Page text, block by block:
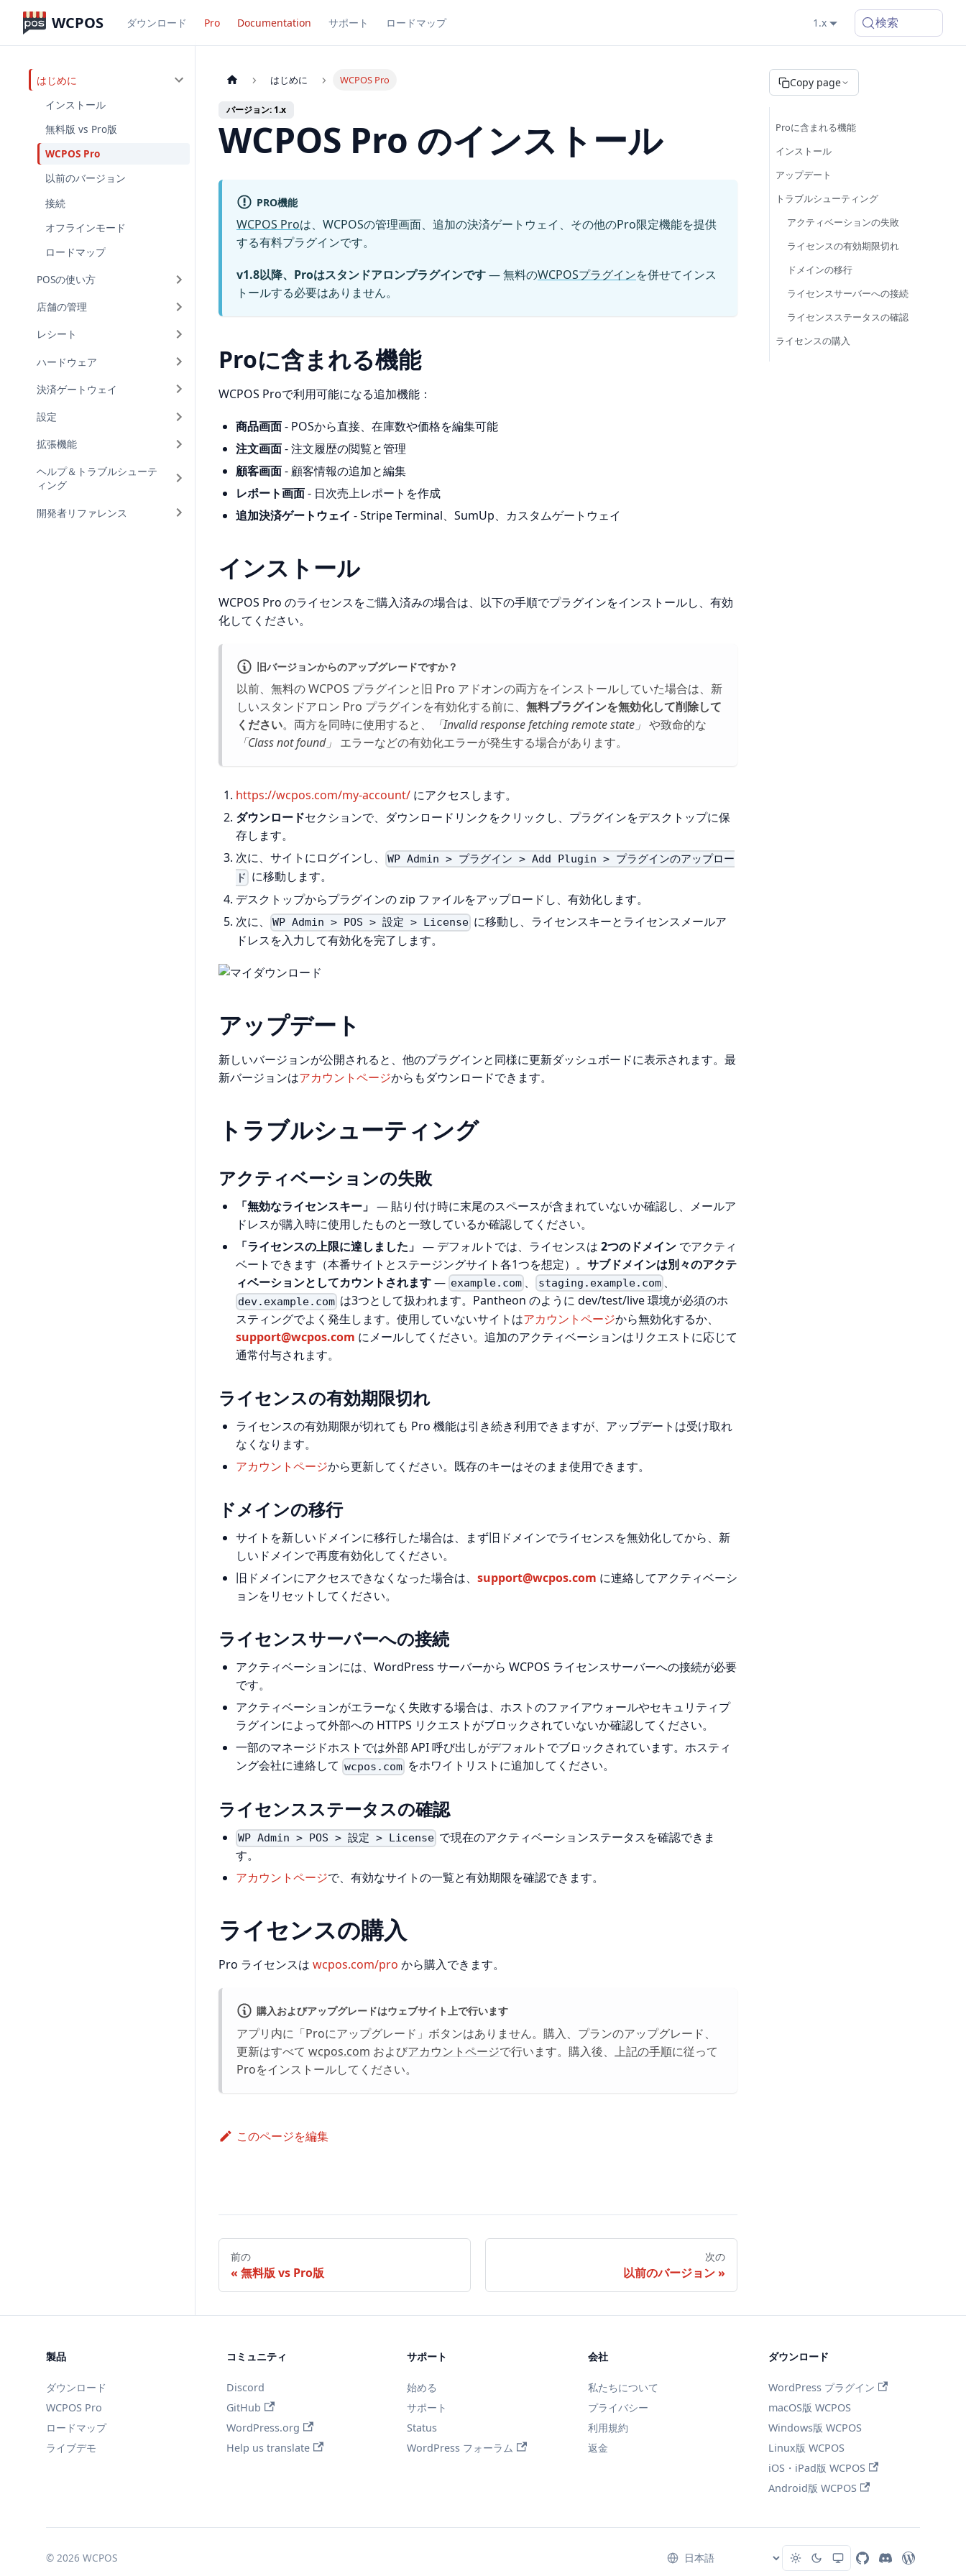
WCPOS ダウンロード Pro Documentation サポート ロードマップ 1.x 検索
はじめに
インストール
無料版 vs Pro版
WCPOS Pro
以前のバージョン
接続
オフラインモード
ロードマップ
POSの使い方
店舗の管理
レシート
ハードウェア
決済ゲートウェイ
設定
拡張機能
ヘルプ＆トラブルシューテ
ィング
開発者リファレンス
はじめに WCPOS Pro
バージョン: 1.x
WCPOS Pro のインストール
PRO機能
WCPOS Proは、WCPOSの管理画面、追加の決済ゲートウェイ、その他のPro限定機能を提供
する有料プラグインです。
v1.8以降、Proはスタンドアロンプラグインです— 無料のWCPOSプラグインを併せてインス
トールする必要はありません。
Proに含まれる機能
WCPOS Proで利用可能になる追加機能：
商品画面- POSから直接、在庫数や価格を編集可能
注文画面- 注文履歴の閲覧と管理
顧客画面- 顧客情報の追加と編集
レポート画面- 日次売上レポートを作成
追加決済ゲートウェイ - Stripe Terminal、SumUp、カスタムゲートウェイ
インストール
WCPOS Pro のライセンスをご購入済みの場合は、以下の手順でプラグインをインストールし、有効
化してください。
旧バージョンからのアップグレードですか？
以前、無料の WCPOS プラグインと旧 Pro アドオンの両方をインストールしていた場合は、新
しいスタンドアロン Pro プラグインを有効化する前に、 無料プラグインを無効化して削除して
ください。両方を同時に使用すると、 「Invalid response fetching remote state」 や致命的な
「Class not found」 エラーなどの有効化エラーが発生する場合があります。
https://wcpos.com/my-account/ にアクセスします。
ダウンロードセクションで、ダウンロードリンクをクリックし、プラグインをデスクトップに保
存します。
次に、サイトにログインし、
WP Admin > プラグイン > Add Plugin > プラグインのアップロー
ド に移動します。
デスクトップからプラグインの zip ファイルをアップロードし、有効化します。
次に、
WP Admin > POS > 設定 > License に移動し、ライセンスキーとライセンスメールア
ドレスを入力して有効化を完了します。
アップデート
新しいバージョンが公開されると、他のプラグインと同様に更新ダッシュボードに表示されます。最
新バージョンはアカウントページからもダウンロードできます。
トラブルシューティング
アクティベーションの失敗
「無効なライセンスキー」 — 貼り付け時に末尾のスペースが含まれていないか確認し、メールア
ドレスが購入時に使用したものと一致しているか確認してください。
「ライセンスの上限に達しました」 — デフォルトでは、ライセンスは 2つのドメイン でアクティ
ベートできます（本番サイトとステージングサイト各1つを想定）。 サブドメインは別々のアクテ
ィベーションとしてカウントされます— example.com 、 staging.example.com、
dev.example.com は3つとして扱われます。Pantheon のように dev/test/live 環境が必須のホ
スティングでよく発生します。使用していないサイトはアカウントページから無効化するか、
support@wcpos.com にメールしてください。追加のアクティベーションはリクエストに応じて
通常付与されます。
ライセンスの有効期限切れ
ライセンスの有効期限が切れても Pro 機能は引き続き利用できますが、アップデートは受け取れ
なくなります。
アカウントページから更新してください。既存のキーはそのまま使用できます。
ドメインの移行
サイトを新しいドメインに移行した場合は、まず旧ドメインでライセンスを無効化してから、新
しいドメインで再度有効化してください。
旧ドメインにアクセスできなくなった場合は、 support@wcpos.com に連絡してアクティベーシ
ョンをリセットしてください。
ライセンスサーバーへの接続
アクティベーションには、WordPress サーバーから WCPOS ライセンスサーバーへの接続が必要
です。
アクティベーションがエラーなく失敗する場合は、ホストのファイアウォールやセキュリティプ
ラグインによって外部への HTTPS リクエストがブロックされていないか確認してください。
一部のマネージドホストでは外部 API 呼び出しがデフォルトでブロックされています。ホスティ
ング会社に連絡して wcpos.com をホワイトリストに追加してください。
ライセンスステータスの確認
WP Admin > POS > 設定 > License で現在のアクティベーションステータスを確認できま
す。
アカウントページで、有効なサイトの一覧と有効期限を確認できます。
ライセンスの購入
Pro ライセンスは wcpos.com/pro から購入できます。
購入およびアップグレードはウェブサイト上で行います
アプリ内に「Proにアップグレード」ボタンはありません。購入、プランのアップグレード、
更新はすべて wcpos.com およびアカウントページで行います。購入後、 上記の手順に従って
Proをインストールしてください。
このページを編集
前の
無料版 vs Pro版
次の
以前のバージョン
Copy page
Proに含まれる機能
インストール
アップデート
トラブルシューティング
アクティベーションの失敗
ライセンスの有効期限切れ
ドメインの移行
ライセンスサーバーへの接続
ライセンスステータスの確認
ライセンスの購入
製品
ダウンロード
WCPOS Pro
ロードマップ
ライブデモ
コミュニティ
Discord
GitHub
WordPress.org
Help us translate
サポート
始める
サポート
Status
WordPress フォーラム
会社
私たちについて
プライバシー
利用規約
返金
ダウンロード
WordPress プラグイン
macOS版 WCPOS
Windows版 WCPOS
Linux版 WCPOS
iOS・iPad版 WCPOS
Android版 WCPOS
© 2026 WCPOS